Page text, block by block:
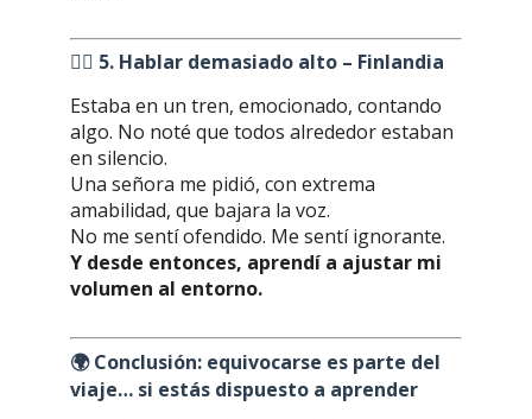
🤦‍♂️ 5. Hablar demasiado alto – Finlandia
Estaba en un tren, emocionado, contando
algo. No noté que todos alrededor estaban
en silencio.
Una señora me pidió, con extrema
amabilidad, que bajara la voz.
No me sentí ofendido. Me sentí ignorante.
Y desde entonces, aprendí a ajustar mi
volumen al entorno.
🌍Conclusión: equivocarse es parte del
viaje… si estás dispuesto a aprender